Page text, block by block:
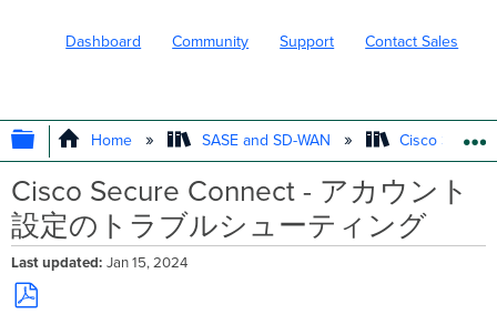
Dashboard Community Support Contact Sales
EXPAND/COLLAPSE GLOBAL
Home SASE and SD-WAN Cisco
Cisco Secure Connect - アカウント
設定のトラブルシューティング
Last updated Jan 15, 2024